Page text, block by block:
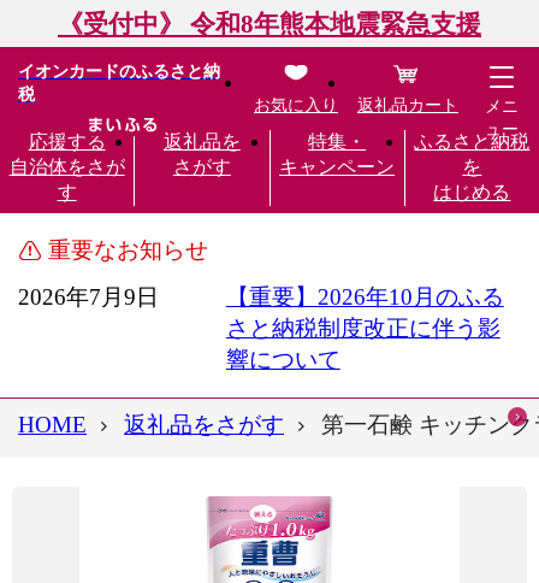
《受付中》 令和8年熊本地震緊急支援
イオンカードのふるさと納
税
応援する
自治体をさが
す
返礼品を
さがす
特集・
キャンペーン
ふるさと納税
を
はじめる
お気に入り 返礼品カート
メニ
ュー
重要なお知らせ
2026年7月9日
【重要】2026年10月のふる
さと納税制度改正に伴う影
響について
HOME 返礼品をさがす 第一石鹸 キッチン